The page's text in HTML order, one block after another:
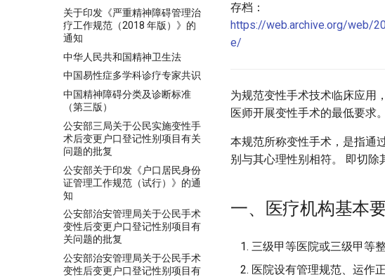
关于印发《严重精神障碍管理治
疗工作规范（2018 年版）》的
通知
中华人民共和国精神卫生法
中国易性症多学科诊疗专家共识
中国精神障碍分类及诊断标准
（第三版）
公安部三局关于公民实施变性手
术后变更户口登记性别项目有关
问题的批复
公安部关于印发《户口居民身份
证管理工作规范（试行）》的通
知
公安部治安管理局关于公民手术
变性后变更户口登记性别项目有
关问题的批复
公安部治安管理局关于公民手术
变性后变更户口登记性别项目有
存档：
https://web.archive.org/web/
e/
为规范变性手术技术临床应用
医师开展变性手术的最低要求。
本规范所称变性手术，是指通
别与其心理性别相符。 即切除
一、医疗机构基本
三级甲等医院或三级甲等
医院设有管理规范、运作